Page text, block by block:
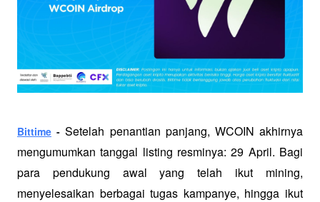
Bittime - Setelah penantian panjang, WCOIN akhirnya
mengumumkan tanggal listing resminya: 29 April. Bagi
para pendukung awal yang telah ikut mining,
menyelesaikan berbagai tugas kampanye, hingga ikut